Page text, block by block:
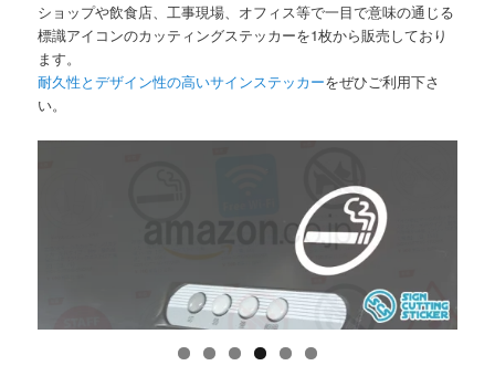
ショップや飲食店、工事現場、オフィス等で一目で意味の通じる
標識アイコンのカッティングステッカーを1枚から販売しており
ます。
耐久性とデザイン性の高いサインステッカーをぜひご利用下さ
い。